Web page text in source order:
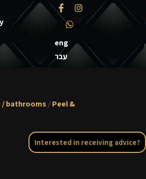
eng
עבר
bathrooms/Peel &
Interested in receiving advice?